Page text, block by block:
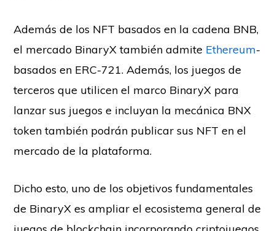
Además de los NFT basados en la cadena BNB,
el mercado BinaryX también admite Ethereum-
basados en ERC-721. Además, los juegos de
terceros que utilicen el marco BinaryX para
lanzar sus juegos e incluyan la mecánica BNX
token también podrán publicar sus NFT en el
mercado de la plataforma.
Dicho esto, uno de los objetivos fundamentales
de BinaryX es ampliar el ecosistema general de